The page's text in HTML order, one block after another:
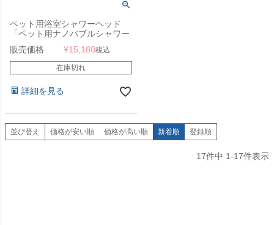
ペット用浴室シャワーヘッド
「ペット用ナノバブルシャワー
ヘッド ドギーナノ」
販売価格 ¥15,180税込
在庫切れ
詳細を見る
並び替え 価格が安い順 価格が高い順 新着順 登録順
17件中 1-17件表示